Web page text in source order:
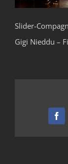
Slider-
Gigi Nieddu –